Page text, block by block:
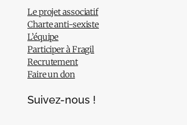
Le projet associatif
Charte anti-sexiste
L’équipe
Participer à Fragil
Recrutement
Faire un don
Suivez-nous !